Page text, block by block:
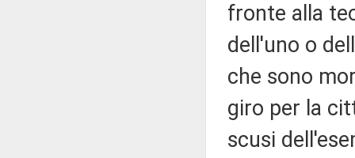
fronte alla
dell'uno o
che sono
giro per la
scusi